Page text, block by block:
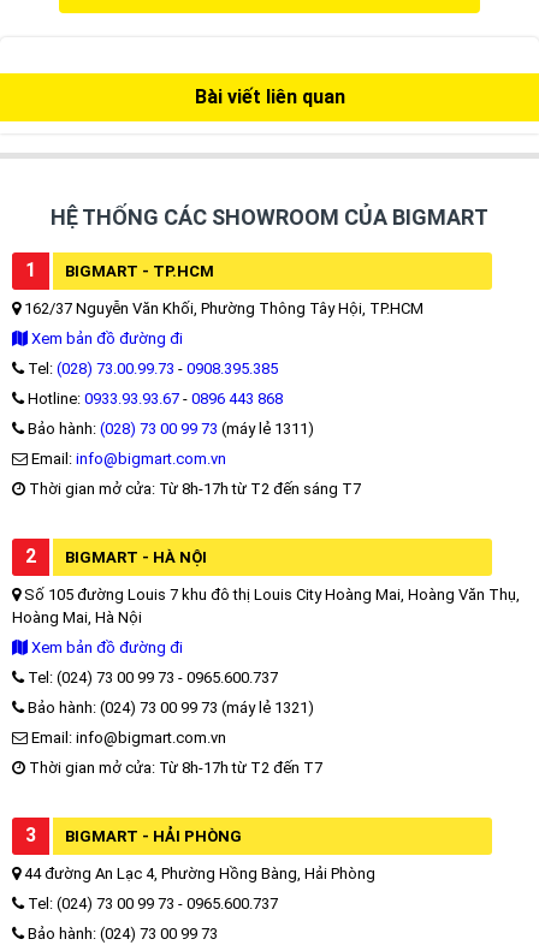
Bài viết liên quan
HỆ THỐNG CÁC SHOWROOM CỦA BIGMART
1 BIGMART - TP.HCM
162/37 Nguyễn Văn Khối, Phường Thông Tây Hội, TP.HCM
Xem bản đồ đường đi
Tel: (028) 73.00.99.73 - 0908.395.385
Hotline: 0933.93.93.67 - 0896 443 868
Bảo hành: (028) 73 00 99 73 (máy lẻ 1311)
Email: info@bigmart.com.vn
Thời gian mở cửa: Từ 8h-17h từ T2 đến sáng T7
2 BIGMART - HÀ NỘI
Số 105 đường Louis 7 khu đô thị Louis City Hoàng Mai, Hoàng Văn Thụ,
Hoàng Mai, Hà Nội
Xem bản đồ đường đi
Tel: (024) 73 00 99 73 - 0965.600.737
Bảo hành: (024) 73 00 99 73 (máy lẻ 1321)
Email: info@bigmart.com.vn
Thời gian mở cửa: Từ 8h-17h từ T2 đến T7
3 BIGMART - HẢI PHÒNG
44 đường An Lạc 4, Phường Hồng Bàng, Hải Phòng
Tel: (024) 73 00 99 73 - 0965.600.737
Bảo hành: (024) 73 00 99 73